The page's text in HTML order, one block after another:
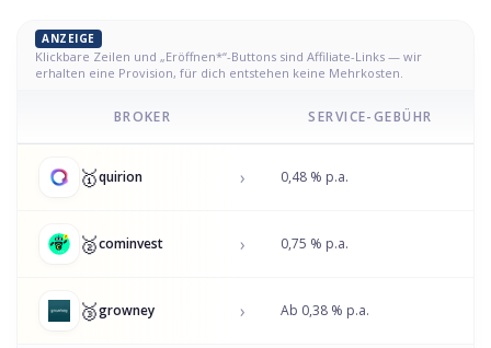
ANZEIGE
Klickbare Zeilen und „Eröffnen*“-Buttons sind Affiliate-Links — wir
erhalten eine Provision, für dich entstehen keine Mehrkosten.
BROKER SERVICE-GEBÜHR
🥇quirion › 0,48 % p.a.
🥈cominvest › 0,75 % p.a.
🥉growney › Ab 0,38 % p.a.